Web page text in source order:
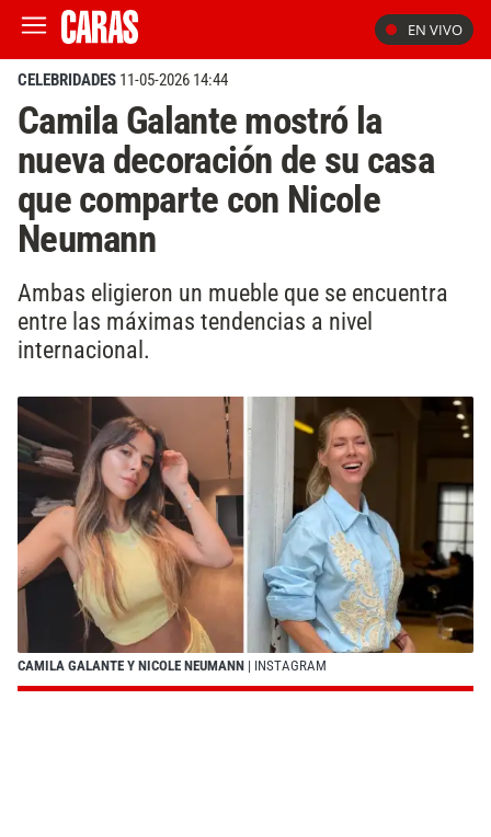
EN VIVO
CELEBRIDADES 11-05-2026 14:44
Camila Galante mostró la
nueva decoración de su casa
que comparte con Nicole
Neumann
Ambas eligieron un mueble que se encuentra
entre las máximas tendencias a nivel
internacional.
CAMILA GALANTE Y NICOLE NEUMANN | INSTAGRAM